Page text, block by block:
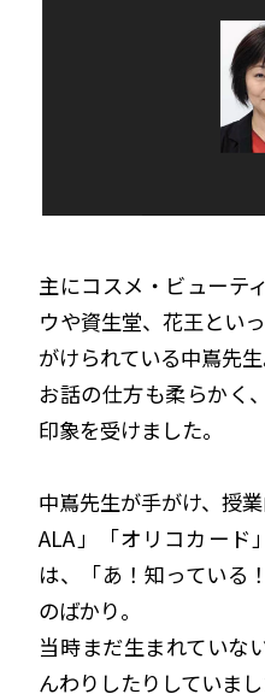
主にコスメ・ビューテ
ウや資生堂、花王とい
がけられている中嶌先生
お話の仕方も柔らかく
印象を受けました。
中嶌先生が手がけ、授
ALA」「オリコカード
は、「あ！知っている
のばかり。
当時まだ生まれていな
んわりしたりしていまし